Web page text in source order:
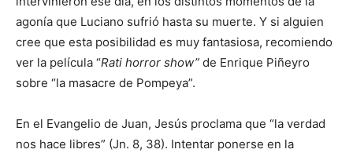
agonía que Luciano sufrió hasta su muerte. Y si alguien
cree que esta posibilidad es muy fantasiosa, recomiendo
ver la película “Rati horror show” de Enrique Piñeyro
sobre “la masacre de Pompeya”.
En el Evangelio de Juan, Jesús proclama que “la verdad
nos hace libres” (Jn. 8, 38). Intentar ponerse en la